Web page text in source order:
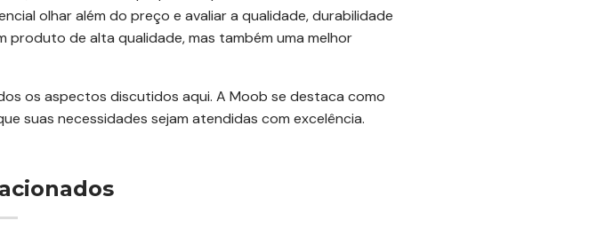
olhar além do preço e avaliar a qualidade, durabilidade
de alta qualidade, mas também uma melhor
os aspectos discutidos aqui. A Moob se destaca como
suas necessidades sejam atendidas com excelência.